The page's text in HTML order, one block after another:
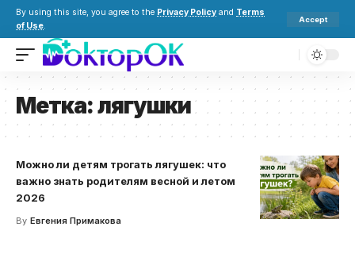
By using this site, you agree to the Privacy Policy and Terms
of Use.
Accept
Метка:лягушки
Можно ли детям трогать лягушек: что
важно знать родителям весной и летом
2026
By Евгения Примакова